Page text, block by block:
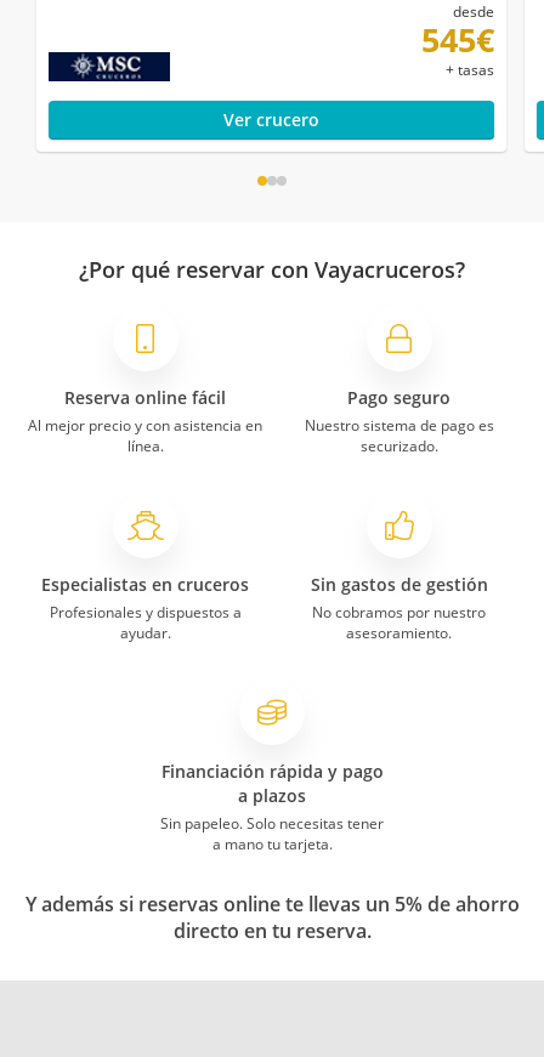
desde
545€
+ tasas
Ver crucero
¿Por qué reservar con Vayacruceros?
Reserva online fácil
Al mejor precio y con asistencia en
línea.
Pago seguro
Nuestro sistema de pago es
securizado.
Especialistas en cruceros
Profesionales y dispuestos a
ayudar.
Sin gastos de gestión
No cobramos por nuestro
asesoramiento.
Financiación rápida y pago
a plazos
Sin papeleo. Solo necesitas tener
a mano tu tarjeta.
Y además si reservas online te llevas un 5% de ahorro
directo en tu reserva.